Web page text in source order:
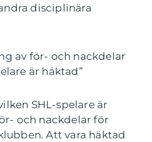
disciplinära
av för- och nackdelar
är häktad”
SHL-spelare är
och nackdelar för
Att vara häktad